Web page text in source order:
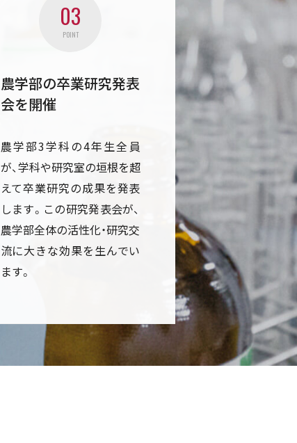
03
POINT
農学部の卒業研究発表
会を開催
農学部3学科の4年生全員
が、学科や研究室の垣根を超
えて卒業研究の成果を発表
します。この研究発表会が、
農学部全体の活性化・研究交
流に大きな効果を生んでい
ます。